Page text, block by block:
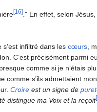
[16] ." En effet, selon
infiltré dans les cœurs ,
C’est précisément parmi
comme si je n’étais
comme s’ils admettaient
Croire est un signe de
distingue ma Voix et la reçoit